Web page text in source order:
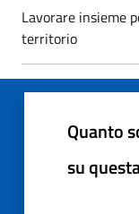
Lavorare insieme
territorio
Quanto
su